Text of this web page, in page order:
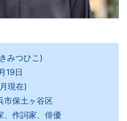
みつひこ)
19日
現在)
市保土ヶ谷区
、作詞家、俳優